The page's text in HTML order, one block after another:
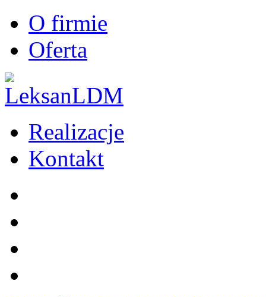
O firmie
Oferta
Realizacje
Kontakt